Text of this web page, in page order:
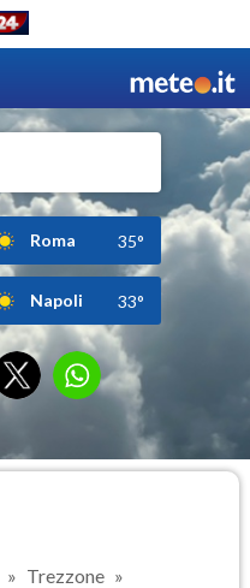
Roma 35°
Napoli 33°
Trezzone